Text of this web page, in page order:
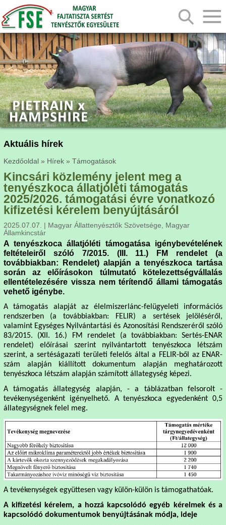
Aktuális hírek
Kezdőoldal » Hírek» Támogatások
Kincsári közlemény jelent meg a
tenyészkoca állatjóléti támogatás
2025/2026. támogatási évre vonatkozó
kifizetési kérelem benyújtásáról
2025.07.07. | Magyar Állattenyésztők Szövetsége, Magyar
Államkincstár
A tenyészkoca állatjóléti támogatása igénybevételének
feltételeiről szóló 7/2015. (III. 11.) FM rendelet (a
továbbiakban: Rendelet) alapján a tenyészkoca tartása
során az előírásokon túlmutató kötelezettségvállalás
ellentételezésére vissza nem térítendő állami támogatás
vehető igénybe.
A támogatás alapját az élelmiszerlánc-felügyeleti információs
rendszerben (a továbbiakban: FELIR) a sertések jelöléséről,
valamint Egységes Nyilvántartási és Azonosítási Rendszeréről szóló
83/2015. (XII. 16.) FM rendelet (a továbbiakban: Sertés-ENAR
rendelet) előírásai szerint nyilvántartott tenyészkoca létszám
szerint, a sertéságazati területi felelős által a FELIR-ből az ENAR-
szám alapján kiállított dokumentum alapján meghatározott
tenyészkoca létszám alapján számított állategység képezi.
A támogatás állategység alapján, - a táblázatban felsorolt -
tevékenységenként igényelhető. A tenyészkoca egyedenként 0,5
állategységnek felel meg.
A tevékenységek együttesen vagy külön-külön is támogathatóak.
A kifizetési kérelem, a hozzá kapcsolódó egyéb kérelmek és a
kapcsolódó dokumentumok benyújtásának módja, ideje